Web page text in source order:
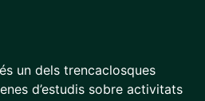
un dels trencaclosques
d’estudis sobre activitats